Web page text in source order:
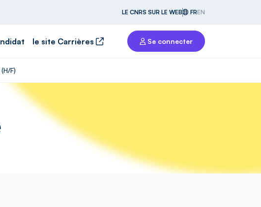
LE CNRS SUR LE WEB FREN
le site Carrières Se connecter
F)